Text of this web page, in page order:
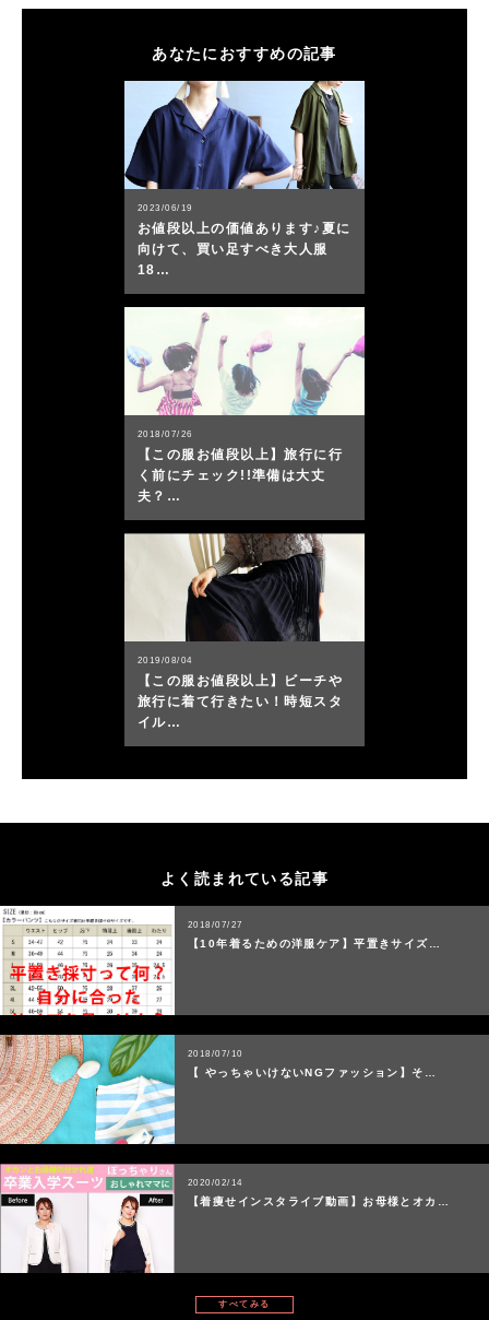
よく読まれている記事
2018/07/27
【10年着るための洋服ケア】平置きサイズ…
2018/07/10
【 やっちゃいけないNGファッション】そ…
2020/02/14
【着痩せインスタライブ動画】お母様とオカ…
すべてみる
あなたにおすすめの記事
2023/06/19
お値段以上の価値あります♪夏に
向けて、買い足すべき大人服
18…
2018/07/26
【この服お値段以上】旅行に行
く前にチェック!!準備は大丈
夫？…
2019/08/04
【この服お値段以上】ビーチや
旅行に着て行きたい！時短スタ
イル…